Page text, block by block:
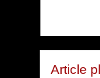
Article